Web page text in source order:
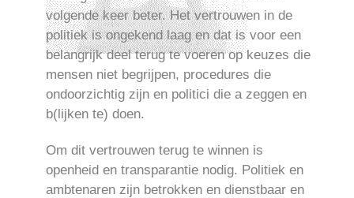
volgende keer beter. Het vertrouwen in de
politiek is ongekend laag en dat is voor een
belangrijk deel terug te voeren op keuzes die
mensen niet begrijpen, procedures die
ondoorzichtig zijn en politici die a zeggen en
b(lijken te) doen.
Om dit vertrouwen terug te winnen is
openheid en transparantie nodig. Politiek en
ambtenaren zijn betrokken en dienstbaar en